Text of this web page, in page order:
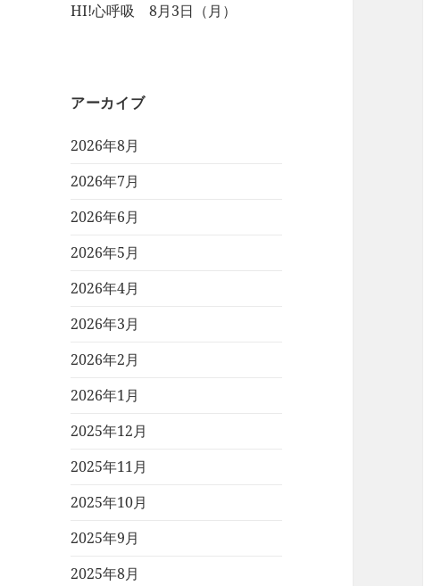
HI!心呼吸 8月3日（月）
アーカイブ
2026年8月
2026年7月
2026年6月
2026年5月
2026年4月
2026年3月
2026年2月
2026年1月
2025年12月
2025年11月
2025年10月
2025年9月
2025年8月